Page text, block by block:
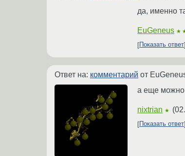
да, именно
EuGeneus
Показать ответ
Ответ на: комментарий от
а еще можно
nixtrian ★ (
Показать ответ